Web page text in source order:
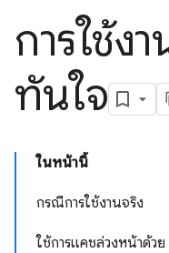
การใช้ง
ทันใจ
ในหน้านี้
กรณีการใช้งานจริง
ใช้การแคชล่วงหน้าด้ว